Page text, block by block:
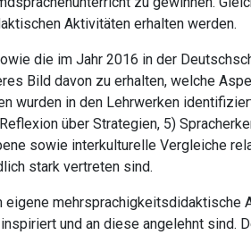
Aktivitäten erhalten werden.
die im Jahr 2016 in der
Bild davon zu erhalten, welche
wurden in den Lehrwerken
über Strategien, 5)
sowie interkulturelle Vergleiche
stark vertreten sind.
mehrsprachigkeitsdidaktische
und an diese angelehnt sind.